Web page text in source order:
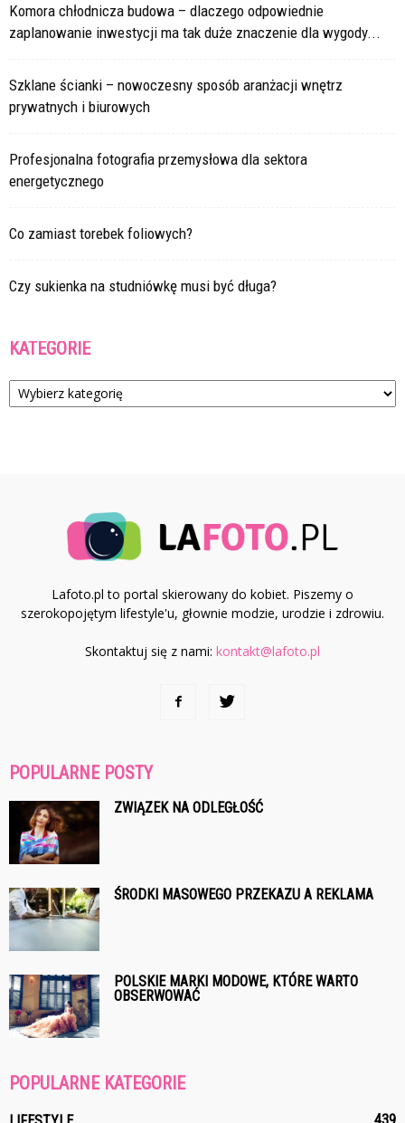
Komora chłodnicza budowa – dlaczego odpowiednie
zaplanowanie inwestycji ma tak duże znaczenie dla wygody...
Szklane ścianki – nowoczesny sposób aranżacji wnętrz
prywatnych i biurowych
Profesjonalna fotografia przemysłowa dla sektora
energetycznego
Co zamiast torebek foliowych?
Czy sukienka na studniówkę musi być długa?
KATEGORIE
Kategorie
Lafoto.pl to portal skierowany do kobiet. Piszemy o
szerokopojętym lifestyle'u, głownie modzie, urodzie i zdrowiu.
Skontaktuj się z nami: kontakt@lafoto.pl
POPULARNE POSTY
ZWIĄZEK NA ODLEGŁOŚĆ
ŚRODKI MASOWEGO PRZEKAZU A REKLAMA
POLSKIE MARKI MODOWE, KTÓRE WARTO
OBSERWOWAĆ
POPULARNE KATEGORIE